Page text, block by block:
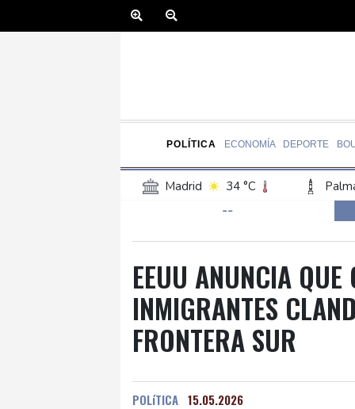
POLÍTICA ECONOMÍA DEPORTE
Madrid 34 °C
Canary Islands
Havana
24 °C
Manaus
31 °C Rio
Bueno Aires
26 °C
San Salvador
30 °C
Málaga
31 °C
--
EEUU ANUNCIA
INMIGRANTES
FRONTERA SUR
POLíTICA 15.05.2026